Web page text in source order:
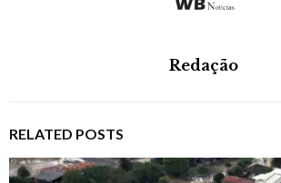
Redação
RELATED POSTS